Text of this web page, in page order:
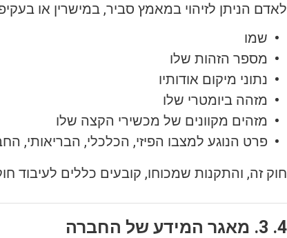
לאדם הניתן לזיהוי במאמץ סביר, במישרין או
שמו
מספר הזהות שלו
נתוני מיקום אודותיו
מזהה ביומטרי שלו
מזהים מקוונים של מכשירי הקצה שלו
פרט הנוגע למצבו הפיזי, הכלכלי, הבריאותי,
חוק זה, והתקנות שמכוחו, קובעים כללים לעיבוד
3. מאגר המידע של החברה